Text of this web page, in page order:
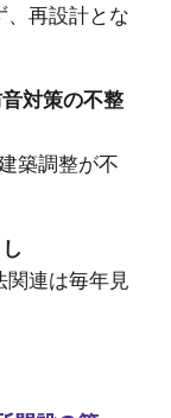
再設計とな
対策の不整
築調整が不
連は毎年見